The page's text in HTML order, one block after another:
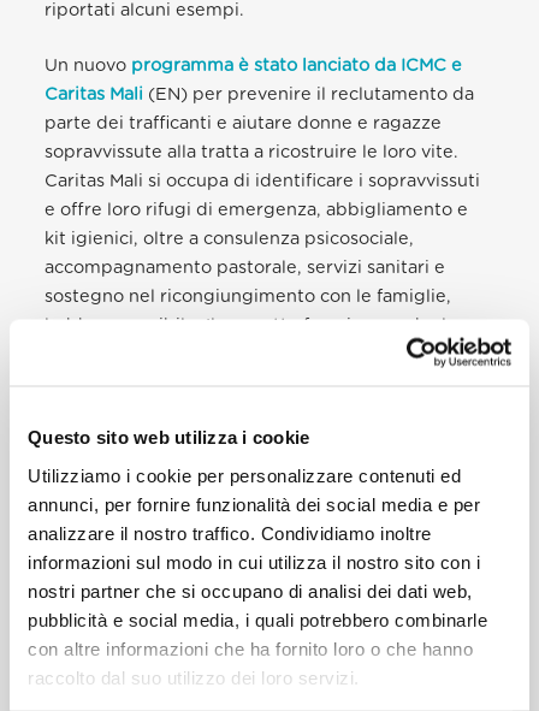
Questo sito web utilizza i cookie
Utilizziamo i cookie per personalizzare contenuti ed
annunci, per fornire funzionalità dei social media e per
analizzare il nostro traffico. Condividiamo inoltre
informazioni sul modo in cui utilizza il nostro sito con i
nostri partner che si occupano di analisi dei dati web,
pubblicità e social media, i quali potrebbero combinarle
con altre informazioni che ha fornito loro o che hanno
raccolto dal suo utilizzo dei loro servizi.
riportati alcuni esempi.
Un nuovo programma è stato lanciato da ICMC e
Caritas Mali (EN) per prevenire il reclutamento da
parte dei trafficanti e aiutare donne e ragazze
sopravvissute alla tratta a ricostruire le loro vite.
Caritas Mali si occupa di identificare i sopravvissuti
e offre loro rifugi di emergenza, abbigliamento e
kit igienici, oltre a consulenza psicosociale,
accompagnamento pastorale, servizi sanitari e
sostegno nel ricongiungimento con le famiglie,
laddove possibile. Il progetto favorisce anche la
ripresa degli studi per i sopravvissuti in età
trovare un lavoro in cui non rischiano di subire
abusi. Infine, il progetto si occupa anche di
sensibilizzare le comunità più a rischio, educandole
sui pericoli derivanti dalla migrazione irregolare e
sui modelli di reclutamento utilizzati dai trafficanti
per costringere le persone alla tratta.
L’Australian Border Force (polizia di confine) ha
pubblicato nel registro pubblico nazionale un